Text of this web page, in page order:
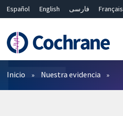
Español English فارسی
Français
Bahasa Malaysia
ไทย 繁體中文
Filtros
Inicio Nuestra evidencia